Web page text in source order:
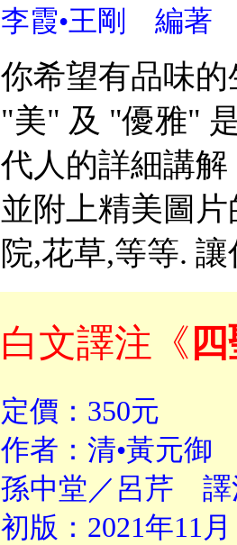
李霞•王剛 編著
你希望有品味
"美" 及 "優雅"
代人的詳細講
並附上精美圖
院,花草,等等.
白文譯注《
定價：350元
作者：清•黃元
孫中堂／呂芹 譯
初版：2021年11月